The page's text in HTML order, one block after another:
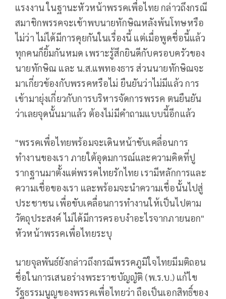
แรงงาน ในฐานะหัวหน้าพรรคเพื่อไทย กล่าวถึงกรณี
สมาชิกพรรคจะเข้าพบนายทักษิณหลังพ้นโทษหรือ
ไม่ว่า ไม่ได้มีการคุยกันในเรื่องนี้ แต่เมื่อพูดชื่อนี้แล้ว
ทุกคนก็ยิ้มกันหมด เพราะรู้สึกยินดีกับครอบครัวของ
นายทักษิณ และ น.ส.แพทองธาร ส่วนนายทักษิณจะ
มาเกี่ยวข้องกับพรรคหรือไม่ ยืนยันว่าไม่มีแล้ว การ
เข้ามายุ่งเกี่ยวกับการบริหารจัดการพรรค ตนยืนยัน
ว่าเลยจุดนั้นมาแล้ว ต้องไม่มีคำถามแบบนี้อีกแล้ว
"พรรคเพื่อไทยพร้อมจะเดินหน้าขับเคลื่อนการ
ทำงานของเรา ภายใต้อุดมการณ์และความคิดที่ปู
รากฐานมาตั้งแต่พรรคไทยรักไทย เรามีหลักการและ
ความเชื่อของเรา และพร้อมจะนำความเชื่อนั้นไปสู่
ประชาชน เพื่อขับเคลื่อนการทำงานให้เป็นไปตาม
วัตถุประสงค์ ไม่ได้มีการครอบงำอะไรจากภายนอก"
หัวหน้าพรรคเพื่อไทยระบุ
นายจุลพันธ์ยังกล่าวถึงกรณีพรรคภูมิใจไทยมีมติถอน
ชื่อในการเสนอร่างพระราชบัญญัติ (พ.ร.บ.) แก้ไข
รัฐธรรมนูญของพรรคเพื่อไทยว่า ถือเป็นเอกสิทธิ์ของ